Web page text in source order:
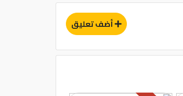
أضف تعليق